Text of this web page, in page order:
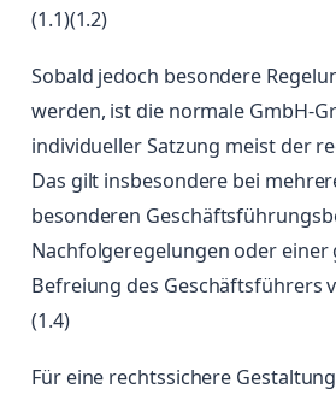
(1.1)(1.2)
Sobald jedoch besondere
werden, ist die normale GmbH-
individueller Satzung meist der
Das gilt insbesondere bei
besonderen
Nachfolgeregelungen oder einer
Befreiung des Geschäftsführers
(1.4)
Für eine rechtssichere